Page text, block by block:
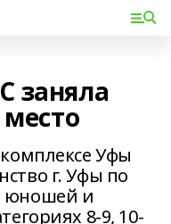
заняла
Уфы
г. Уфы по
юношей и
8-9, 10-